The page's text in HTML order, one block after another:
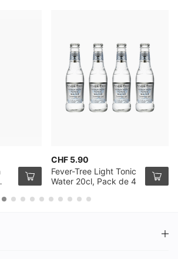
CHF 5.90
Fever-Tree Light Tonic
Water 20cl, Pack de 4